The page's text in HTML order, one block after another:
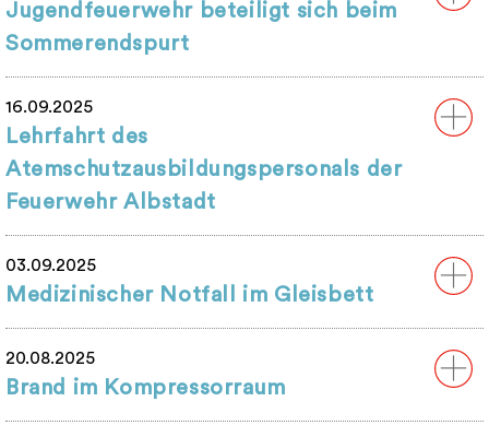
Jugendfeuerwehr beteiligt sich beim
Sommerendspurt
16.09.2025
Lehrfahrt des
Atemschutzausbildungspersonals der
Feuerwehr Albstadt
03.09.2025
Medizinischer Notfall im Gleisbett
20.08.2025
Brand im Kompressorraum